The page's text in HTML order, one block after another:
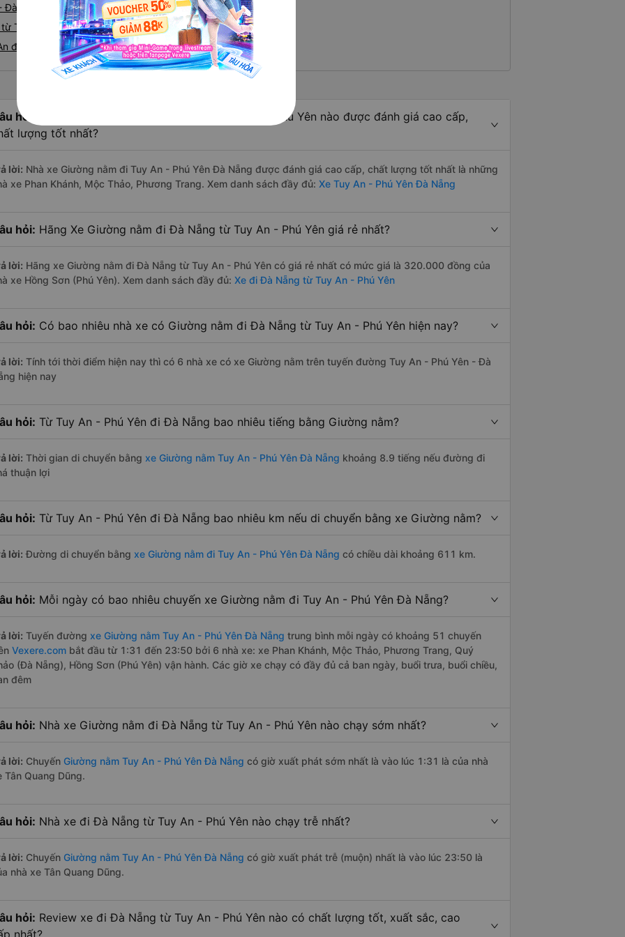
Nẵng
Tuy An nhanh và uy tín nhất
đi Đà Nẵng
hỏi:
Nhà xe Giường nằm đi Đà Nẵng từ Tuy An - Phú Yên nào được đánh giá cao cấp,
lượng tốt nhất?
lời: Nhà xe Giường nằm đi Tuy An - Phú Yên Đà Nẵng được đánh giá cao cấp, chất lượng tốt nhất là những
xe Phan Khánh, Mộc Thảo, Phương Trang. Xem danh sách đầy đủ: Xe Tuy An - Phú Yên Đà Nẵng
hỏi: Hãng Xe Giường nằm đi Đà Nẵng từ Tuy An - Phú Yên giá rẻ nhất?
lời: Hãng xe Giường nằm đi Đà Nẵng từ Tuy An - Phú Yên có giá rẻ nhất có mức giá là 320.000 đồng của
xe Hồng Sơn (Phú Yên). Xem danh sách đầy đủ: Xe đi Đà Nẵng từ Tuy An - Phú Yên
hỏi: Có bao nhiêu nhà xe có Giường nằm đi Đà Nẵng từ Tuy An - Phú Yên hiện nay?
lời: Tính tới thời điểm hiện nay thì có 6 nhà xe có xe Giường nằm trên tuyến đường Tuy An - Phú Yên - Đà
hiện nay
hỏi: Từ Tuy An - Phú Yên đi Đà Nẵng bao nhiêu tiếng bằng Giường nằm?
lời: Thời gian di chuyển bằng xe Giường nằm Tuy An - Phú Yên Đà Nẵng khoảng 8.9 tiếng nếu đường đi
thuận lợi
hỏi: Từ Tuy An - Phú Yên đi Đà Nẵng bao nhiêu km nếu di chuyển bằng xe Giường nằm?
lời: Đường di chuyển bằng xe Giường nằm đi Tuy An - Phú Yên Đà Nẵng có chiều dài khoảng 611 km.
hỏi: Mỗi ngày có bao nhiêu chuyến xe Giường nằm đi Tuy An - Phú Yên Đà Nẵng?
lời: Tuyến đường xe Giường nằm Tuy An - Phú Yên Đà Nẵng trung bình mỗi ngày có khoảng 51 chuyến
Vexere.com bắt đầu từ 1:31 đến 23:50 bởi 6 nhà xe: xe Phan Khánh, Mộc Thảo, Phương Trang, Quý
(Đà Nẵng), Hồng Sơn (Phú Yên) vận hành. Các giờ xe chạy có đầy đủ cả ban ngày, buổi trưa, buổi chiều,
đêm
hỏi: Nhà xe Giường nằm đi Đà Nẵng từ Tuy An - Phú Yên nào chạy sớm nhất?
lời: Chuyến Giường nằm Tuy An - Phú Yên Đà Nẵng có giờ xuất phát sớm nhất là vào lúc 1:31 là của nhà
Tân Quang Dũng.
hỏi: Nhà xe đi Đà Nẵng từ Tuy An - Phú Yên nào chạy trễ nhất?
lời: Chuyến Giường nằm Tuy An - Phú Yên Đà Nẵng có giờ xuất phát trễ (muộn) nhất là vào lúc 23:50 là
nhà xe Tân Quang Dũng.
hỏi: Review xe đi Đà Nẵng từ Tuy An - Phú Yên nào có chất lượng tốt, xuất sắc, cao